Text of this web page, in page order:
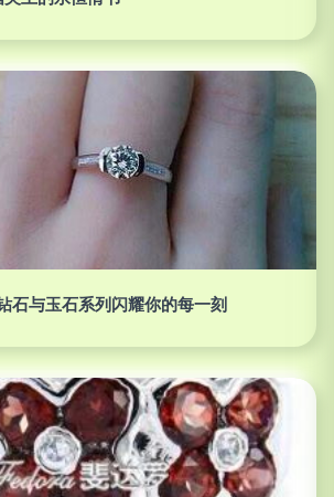
石与玉石系列闪耀你的每一刻